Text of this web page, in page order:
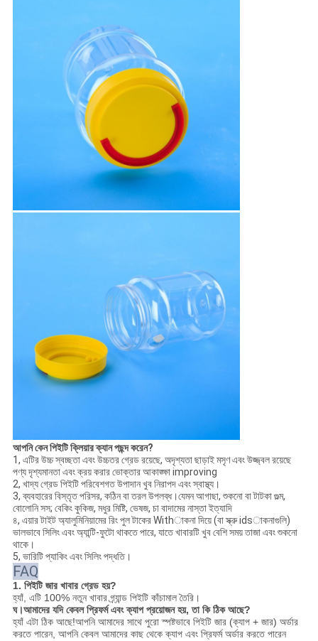
আপনি কেন পিইটি ক্লিয়ার ক্যান পছন্দ করেন?
1, এটির উচ্চ স্বচ্ছতা এবং উচ্চতর গ্রেড রয়েছে, অদৃশ্যতা ছাড়াই মসৃণ এবং উজ্জ্বল রয়েছে
পণ্য দৃশ্যমানতা এবং ক্রয় করার ভোক্তার আকাঙ্ক্ষা improving
2, খাদ্য গ্রেড পিইটি পরিবেশগত উপাদান খুব নিরাপদ এবং স্বাস্থ্য।
3, ব্যবহারের বিস্তৃত পরিসর, কঠিন বা তরল উপলব্ধ।যেমন আগাছা, শুকনো বা টাটকা গুল্ম,
বোলোনি সস; বেকিং কুকিজ, মধুর মিষ্টি, ভেষজ, চা বাদামের নাস্তা ইত্যাদি
৪, এয়ার টাইট অ্যালুমিনিয়ামের রিং পুল টাকের Withাকনা দিয়ে (বা স্ক্রু idsাকনাগুলি)
ভালভাবে সিলিং এবং অ্যান্টি-ফুটো থাকতে পারে, যাতে খাবারটি খুব বেশি সময় তাজা এবং শুকনো
থাকে।
5, ভারিটি প্যাকিং এবং সিলিং পদ্ধতি।
FAQ
1. পিইটি জার খাবার গ্রেড হয়?
হ্যাঁ, এটি 100% নতুন খাবার গ্র্যান্ড পিইটি কাঁচামাল তৈরি।
ঘ।আমাদের যদি কেবল প্রিফর্ম এবং ক্যাপ প্রয়োজন হয়, তা কি ঠিক আছে?
হ্যাঁ এটা ঠিক আছে!আপনি আমাদের সাথে পুরো স্পষ্টভাবে পিইটি জার (ক্যাপ + জার) অর্ডার
করতে পারেন, আপনি কেবল আমাদের কাছ থেকে ক্যাপ এবং প্রিফর্ম অর্ডার করতে পারেন